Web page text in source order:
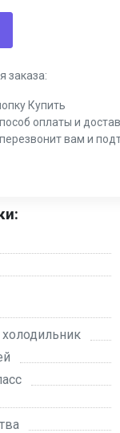
заказа:
Купить
оплаты и
вам и